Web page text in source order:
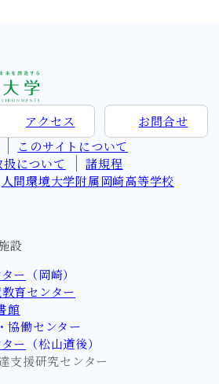
アクセス お問合せ
このサイトについて
について
諸規程
人間環境大学附属岡崎高等学校
設
ー （岡崎）
育センター
館
協働センター
ー （松山道後）
支援研究センター